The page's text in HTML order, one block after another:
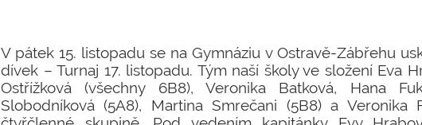
V pátek 15. listopadu se na Gymnáziu v Ostravě-Zábřehu
dívek – Turnaj 17. listopadu. Tým naší školy ve složení Eva
Ostřížková (všechny 6B8), Veronika Batková, Hana
Slobodníková (5A8), Martina Smrečani (5B8) a Veronika